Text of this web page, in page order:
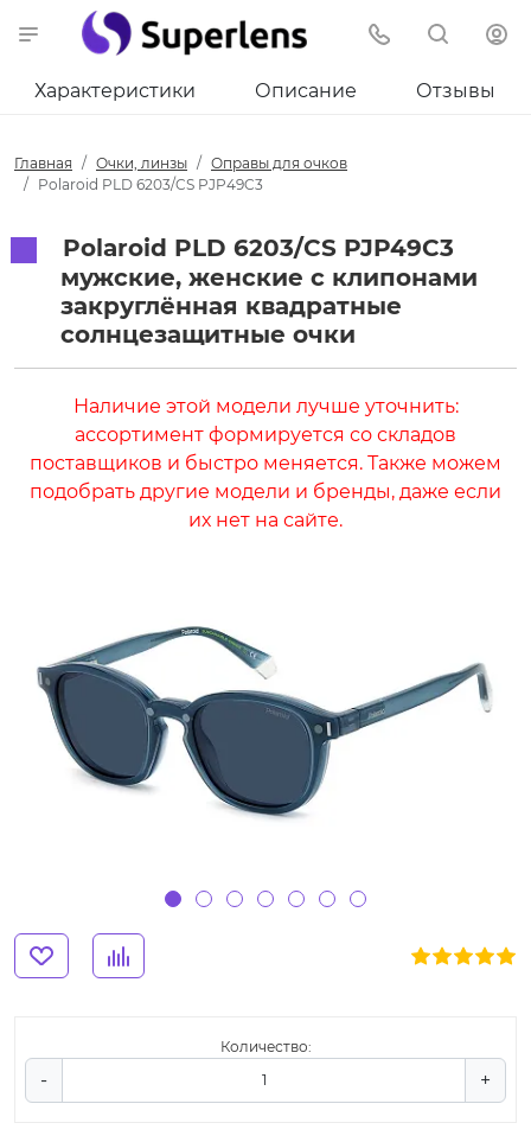
Характеристики Описание Отзывы
Главная Очки, линзы
Оправы для очков
Polaroid PLD 6203/CS PJP49C3
Polaroid PLD 6203/CS PJP49C3
мужские, женские с клипонами
закруглённая квадратные
солнцезащитные очки
Наличие этой модели лучше уточнить:
ассортимент формируется со складов
поставщиков и быстро меняется. Также можем
подобрать другие модели и бренды, даже если
их нет на сайте.
Количество:
- +